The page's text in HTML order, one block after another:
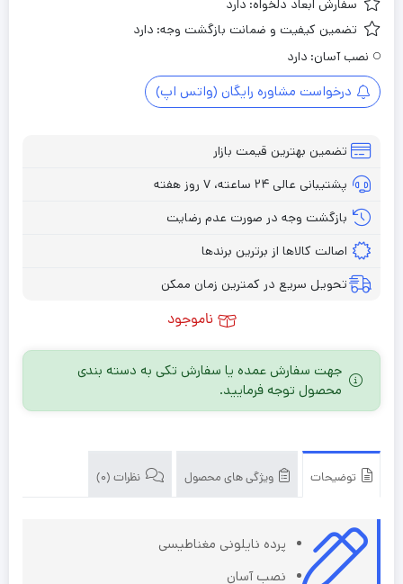
سفارش ابعاد دلخواه: دارد
تضمین کیفیت و ضمانت بازگشت وجه: دارد
نصب آسان: دارد
درخواست مشاوره رایگان (واتس اپ)
تضمین بهترین قیمت بازار
پشتیبانی عالی ۲۴ ساعته، ۷ روز هفته
بازگشت وجه در صورت عدم رضایت
اصالت کالاها از برترین برندها
تحویل سریع در کمترین زمان ممکن
ناموجود
جهت سفارش عمده یا سفارش تکی به دسته بندی
محصول توجه فرمایید.
توضیحات ویژگی های محصول نظرات (0)
پرده نایلونی مغناطیسی
نصب آسان